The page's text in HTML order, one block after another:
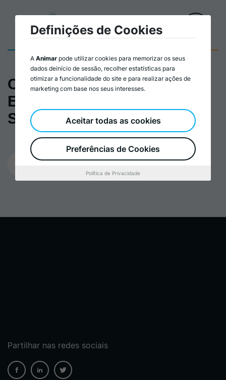
Cronograma_Gestão de
Entidades da Economia
Social
Partilhar nas redes sociais
Definições de Cookies
A Animar pode utilizar cookies para memorizar os seus
dados deinício de sessão, recolher estatísticas para
otimizar a funcionalidade do site e para realizar ações de
marketing com base nos seus interesses.
Preferências de Cookies
Aceitar todas as cookies
Política de Privacidade